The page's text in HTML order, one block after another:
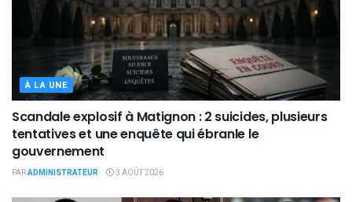
À LA UNE
Scandale explosif à Matignon : 2 suicides, plusieurs
tentatives et une enquête qui ébranle le
gouvernement
PARADMINISTRATEUR 3 AOÛT 2026